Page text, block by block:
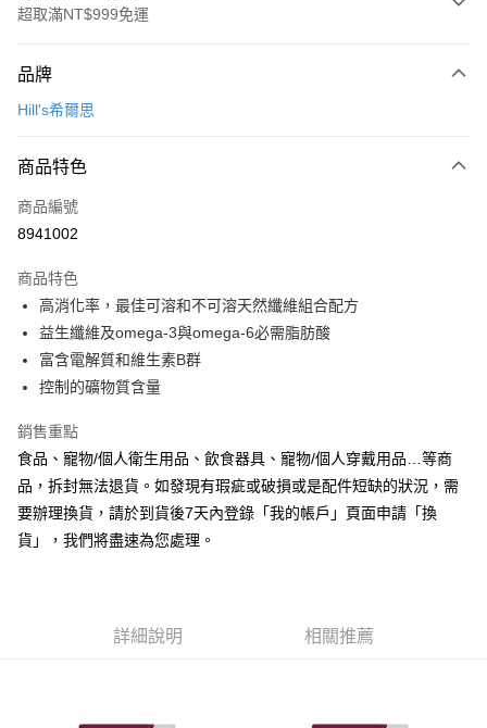
超取滿NT$999免運
信用卡一次付款
LINE Pay
Apple Pay
Google Pay
全盈+PAY
AFTEE先享後付
相關說明
AFTEE先享後付是「在收到商品之後才付款」的支付方式。 讓您購物簡單
便利好安心！
１．簡單：不需註冊會員、不需綁卡、不需儲值。
２．便利：只要手機號碼，簡訊認證，即可結帳。
３．安心：先確認商品／服務後，再付款。
３．收到繳費通知簡訊後14天內，點擊此簡訊中的連結，可透過四大超商／
ATM付款
運送方式
全家取貨付款
每筆NT$60，滿NT$999(含以上)免運費
品牌
Hill's希爾思
商品特色
商品編號
8941002
商品特色
高消化率，最佳可溶和不可溶天然纖維組合配方
益生纖維及omega-3與omega-6必需脂肪酸
富含電解質和維生素B群
控制的礦物質含量
銷售重點
食品、寵物/個人衛生用品、飲食器具、寵物/個人穿戴用品…等商
品，拆封無法退貨。如發現有瑕疵或破損或是配件短缺的狀況，需
要辦理換貨，請於到貨後7天內登錄「我的帳戶」頁面申請「換
貨」，我們將盡速為您處理。
詳細說明 相關推薦